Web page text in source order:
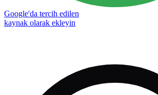
Google'da tercih edilen
kaynak olarak ekleyin